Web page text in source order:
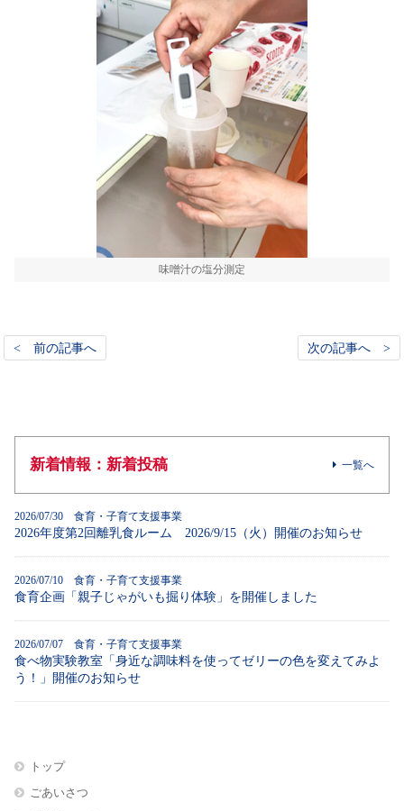
味噌汁の塩分測定
< 前の記事へ 次の記事へ >
新着情報：新着投稿 一覧へ
2026/07/30 食育・子育て支援事業
2026年度第2回離乳食ルーム 2026/9/15（火）開催のお知らせ
2026/07/10 食育・子育て支援事業
食育企画「親子じゃがいも掘り体験」を開催しました
2026/07/07 食育・子育て支援事業
食べ物実験教室「身近な調味料を使ってゼリーの色を変えてみよ
う！」開催のお知らせ
トップ
ごあいさつ